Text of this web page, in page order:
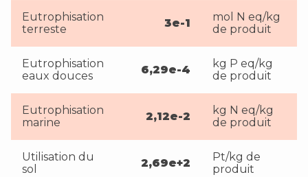
Eutrophisation
terreste
3e-1
mol N eq/kg
de produit
Eutrophisation
eaux douces
6,29e-4
kg P eq/kg
de produit
Eutrophisation
marine
2,12e-2
kg N eq/kg
de produit
Utilisation du
sol
2,69e+2
Pt/kg de
produit